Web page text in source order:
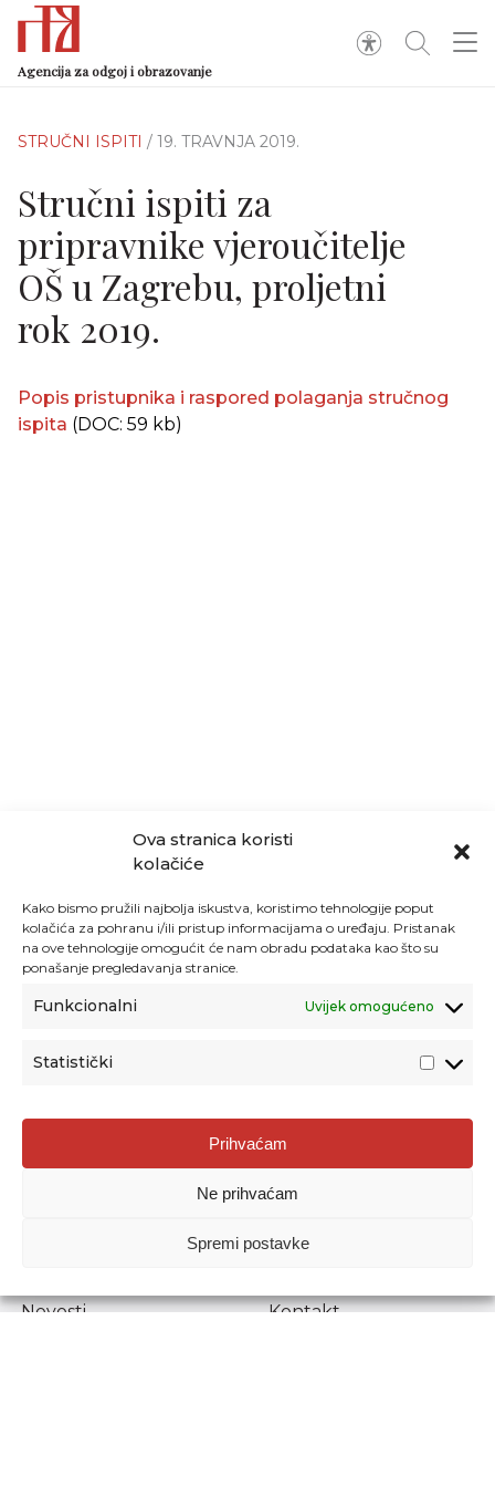
Ova stranica koristi
kolačiće
Kako bismo pružili najbolja iskustva, koristimo tehnologije poput
kolačića za pohranu i/ili pristup informacijama o uređaju. Pristanak
na ove tehnologije omogućit će nam obradu podataka kao što su
ponašanje pregledavanja stranice.
Funkcionalni Uvijek omogućeno
Statistički
Prihvaćam
Ne prihvaćam
Spremi postavke
Agencija za odgoj i obrazovanje
STRUČNI ISPITI / 19. TRAVNJA 2019.
Stručni ispiti za
pripravnike vjeroučitelje
OŠ u Zagrebu, proljetni
rok 2019.
Popis pristupnika i raspored polaganja stručnog
ispita (DOC: 59 kb)
Agencija za odgoj i obrazovanje
Donje Svetice 38, 10000 Zagreb
1778129
Prenošenje sadržaja dopušteno je uz navođenje izvora.
Novosti
Kontakt